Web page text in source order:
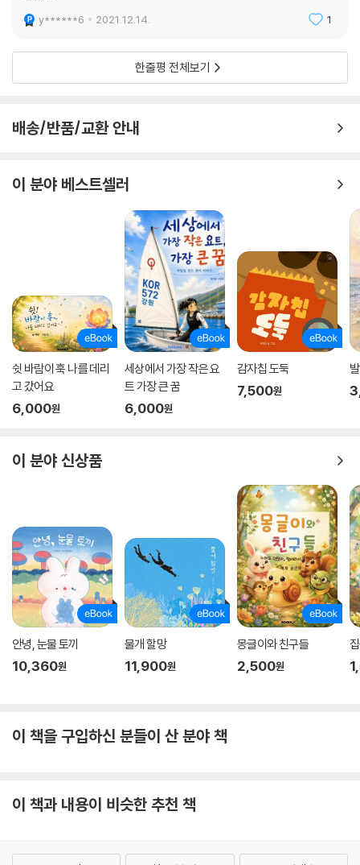
y******6 2021.12.14. 1
한줄평 전체보기
배송/반품/교환 안내
이 분야 베스트셀러
쉿 바람이 훅 나를 데리
고 갔어요
6,000원
세상에서 가장 작은 요
트 가장 큰 꿈
6,000원
감자칩 도둑
7,500원
이 분야 신상품
안녕, 눈물 토끼
10,360원
물개 할망
11,900원
몽글이와 친구들
2,500원
이 책을 구입하신 분들이 산 분야 책
이 책과 내용이 비슷한 추천 책